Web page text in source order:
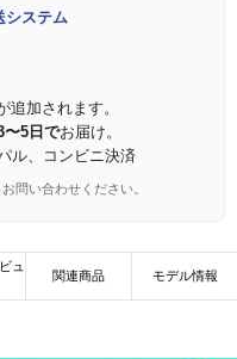
システム
追加されます。
〜5日でお届け。
ル、コンビニ決済
問い合わせください。
ュ
関連商品 モデル情報